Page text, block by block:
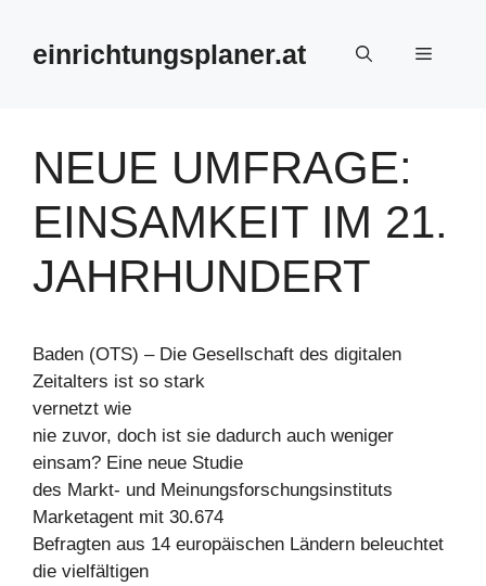
springeneinrichtungsplaner.at Menü
NEUE UMFRAGE:
EINSAMKEIT IM 21.
JAHRHUNDERT
Baden (OTS) – Die Gesellschaft des digitalen
Zeitalters ist so stark
vernetzt wie
nie zuvor, doch ist sie dadurch auch weniger
einsam? Eine neue Studie
des Markt- und Meinungsforschungsinstituts
Marketagent mit 30.674
Befragten aus 14 europäischen Ländern beleuchtet
die vielfältigen